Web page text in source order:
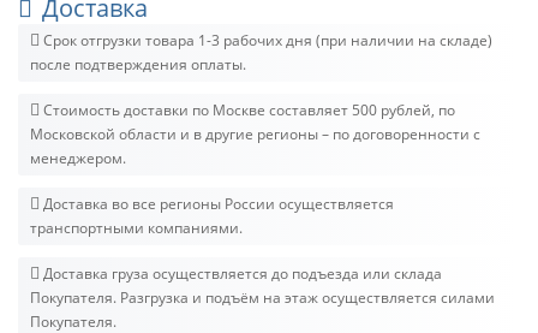
Доставка
Срок отгрузки товара 1-3 рабочих дня (при наличии на складе)
после подтверждения оплаты.
Стоимость доставки по Москве составляет 500 рублей, по
Московской области и в другие регионы – по договоренности с
менеджером.
Доставка во все регионы России осуществляется
транспортными компаниями.
Доставка груза осуществляется до подъезда или склада
Покупателя. Разгрузка и подъём на этаж осуществляется силами
Покупателя.